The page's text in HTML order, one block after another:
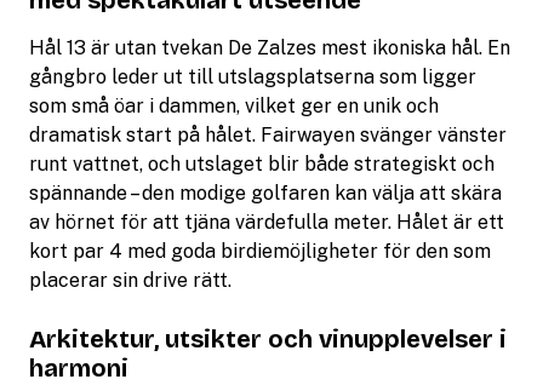
Hål 13 är utan tvekan De Zalzes mest ikoniska hål. En
gångbro leder ut till utslagsplatserna som ligger
som små öar i dammen, vilket ger en unik och
dramatisk start på hålet. Fairwayen svänger vänster
runt vattnet, och utslaget blir både strategiskt och
spännande – den modige golfaren kan välja att skära
av hörnet för att tjäna värdefulla meter. Hålet är ett
kort par 4 med goda birdiemöjligheter för den som
placerar sin drive rätt.
Arkitektur, utsikter och vinupplevelser i
harmoni